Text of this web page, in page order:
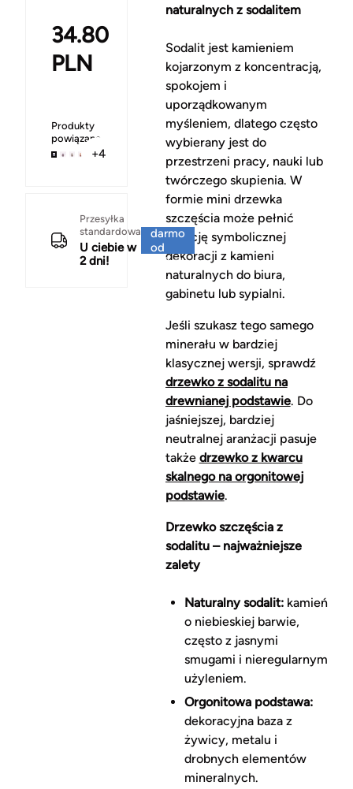
34.80
PLN
Produkty
powiązane
+4
Przesyłka
standardowa
U ciebie w
2 dni!
darmo
od
150 zł
naturalnych z sodalitem
Sodalit jest kamieniem
kojarzonym z koncentracją,
spokojem i
uporządkowanym
myśleniem, dlatego często
wybierany jest do
przestrzeni pracy, nauki lub
twórczego skupienia. W
formie mini drzewka
szczęścia może pełnić
funkcję symbolicznej
dekoracji z kamieni
naturalnych do biura,
gabinetu lub sypialni.
Jeśli szukasz tego samego
minerału w bardziej
klasycznej wersji, sprawdź
drzewko z sodalitu na
drewnianej podstawie. Do
jaśniejszej, bardziej
neutralnej aranżacji pasuje
także drzewko z kwarcu
skalnego na orgonitowej
podstawie.
Drzewko szczęścia z
sodalitu – najważniejsze
zalety
Naturalny sodalit:kamień
o niebieskiej barwie,
często z jasnymi
smugami i nieregularnym
użyleniem.
Orgonitowa podstawa:
dekoracyjna baza z
żywicy, metalu i
drobnych elementów
mineralnych.